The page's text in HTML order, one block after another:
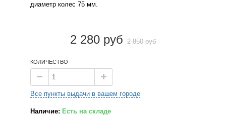
диаметр колес 75 мм.
2 280 руб 2 850 руб
КОЛИЧЕСТВО
Все пункты выдачи в вашем городе
Наличие: Есть на складе